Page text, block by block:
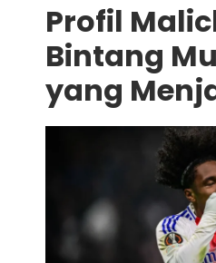
Profil
Bintang
yang